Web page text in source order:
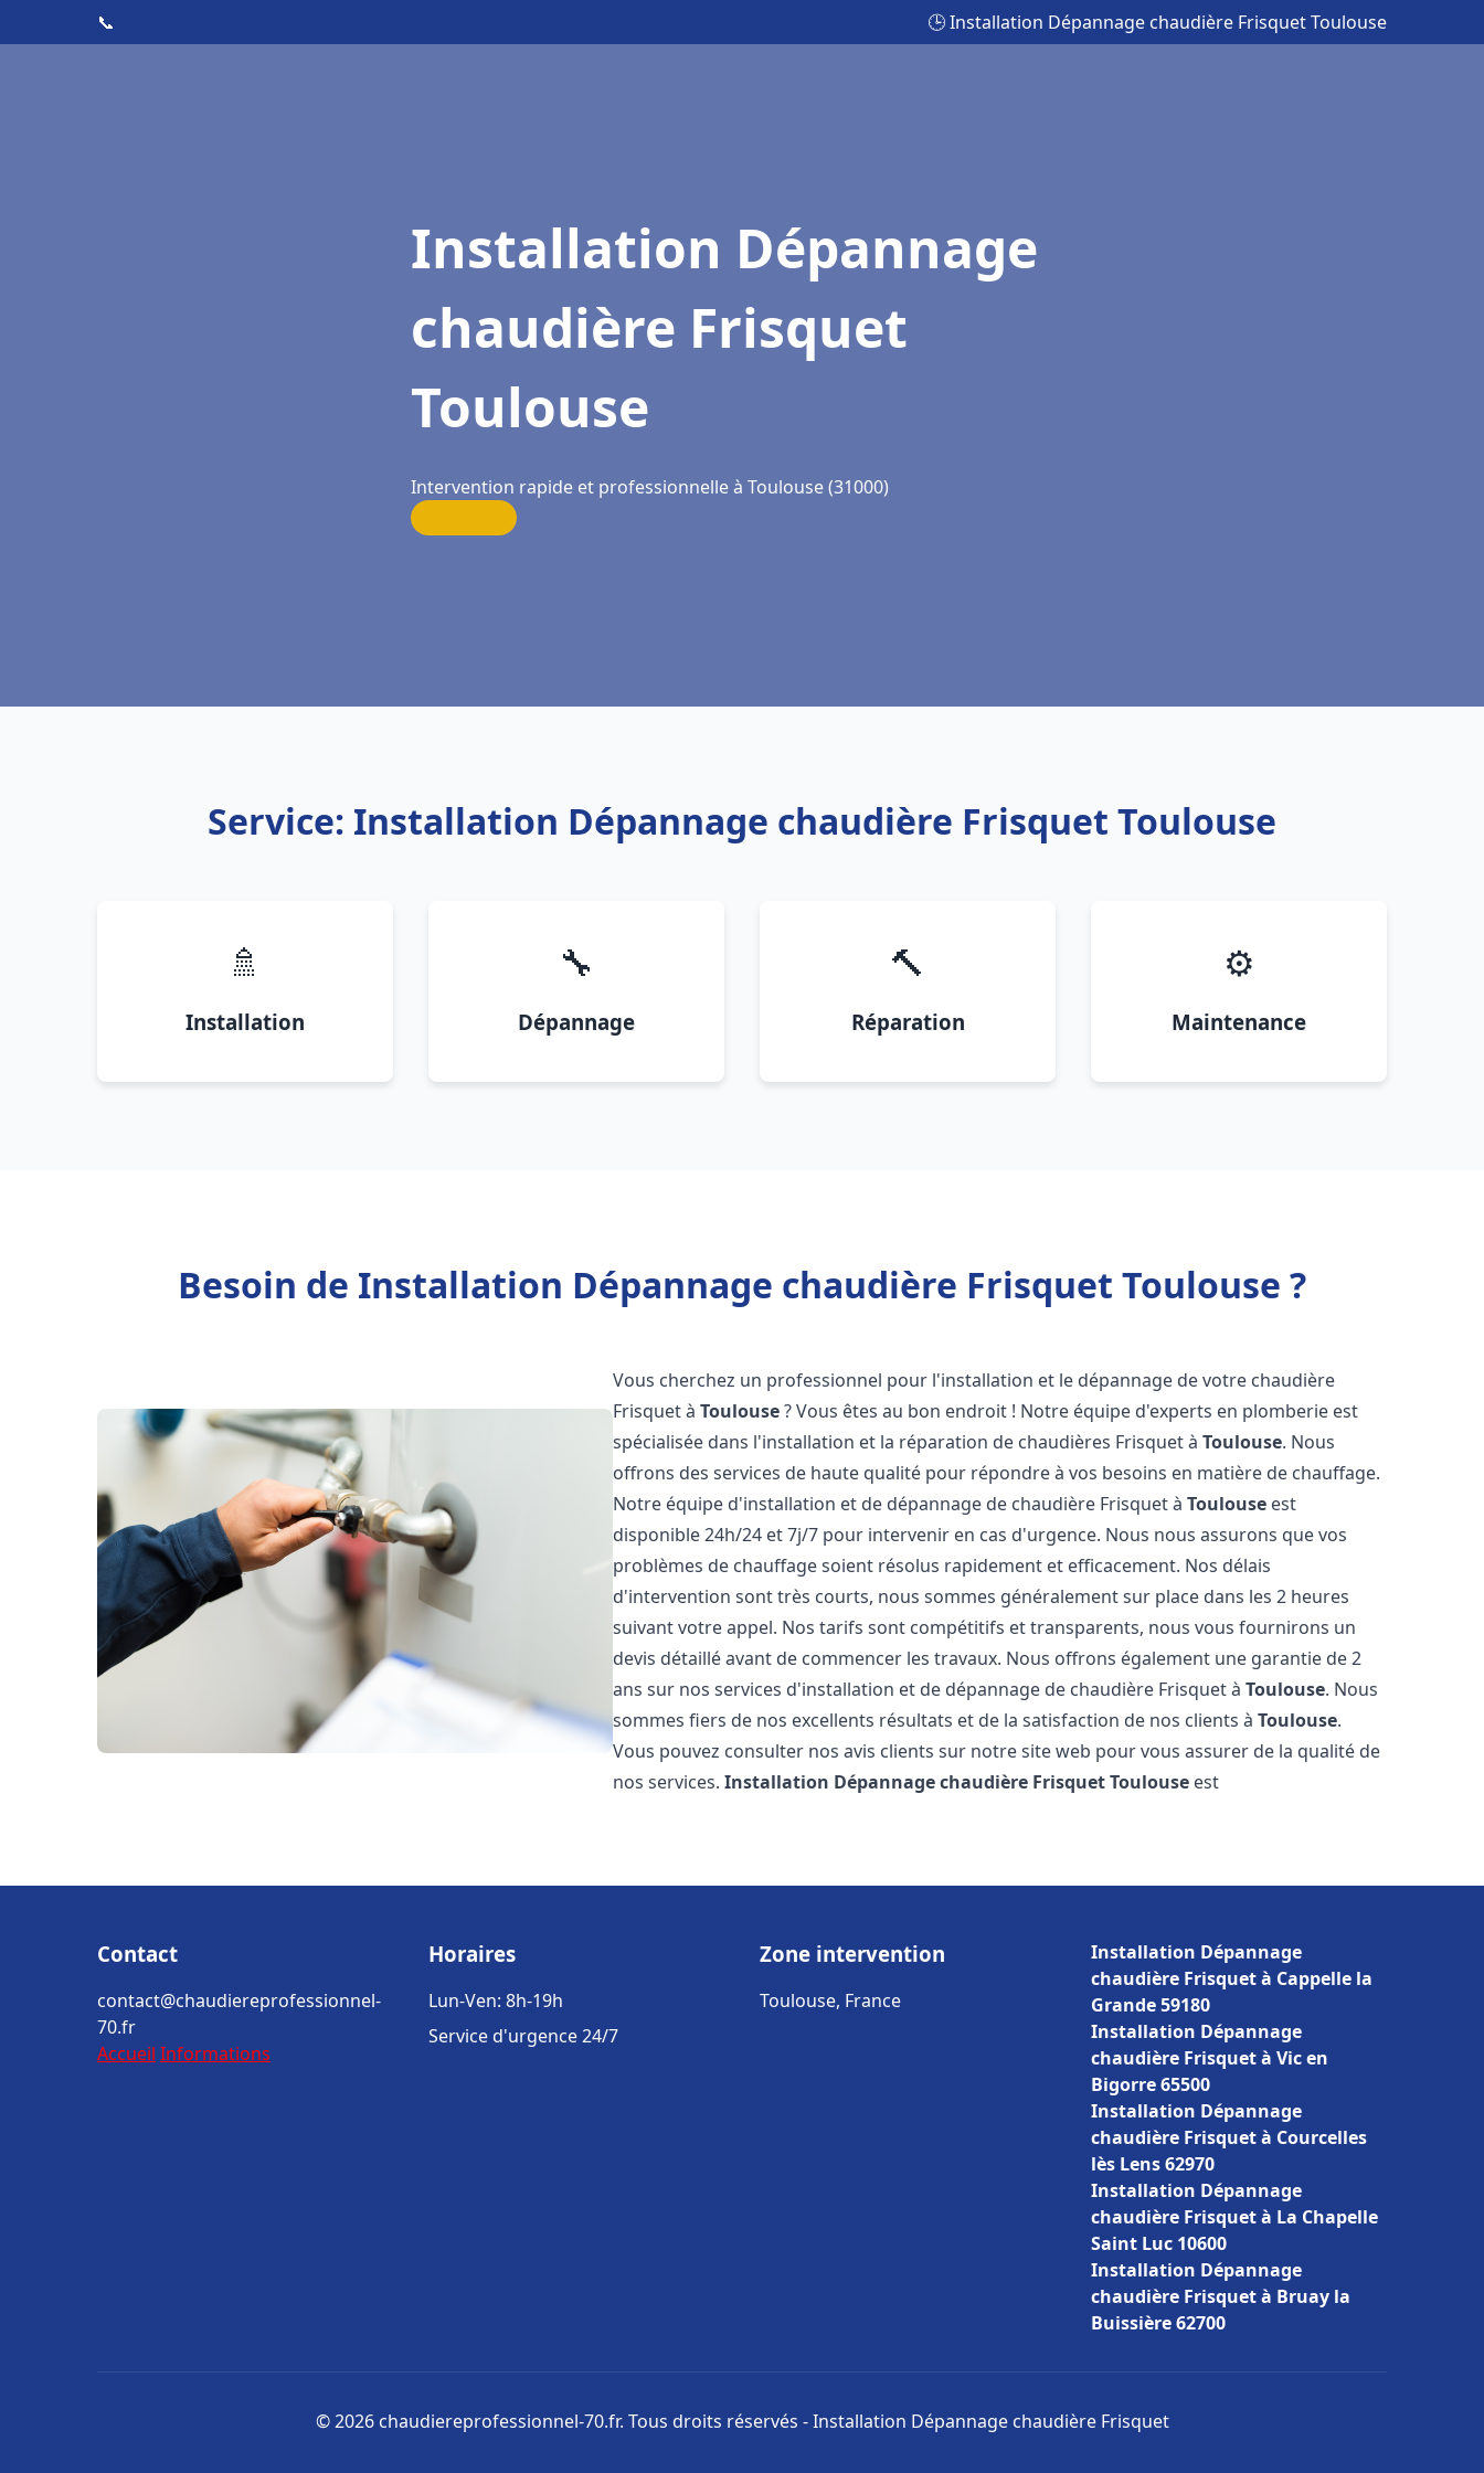
📞 🕒 Installation Dépannage chaudière Frisquet Toulouse
Installation Dépannage
chaudière Frisquet
Toulouse
Intervention rapide et professionnelle à Toulouse (31000)
Service: Installation Dépannage chaudière Frisquet Toulouse
🚿
Installation
🔧
Dépannage
🔨
Réparation
⚙️
Maintenance
Besoin de Installation Dépannage chaudière Frisquet Toulouse ?
Vous cherchez un professionnel pour l'installation et le dépannage de votre chaudière
Frisquet àToulouse? Vous êtes au bon endroit ! Notre équipe d'experts en plomberie est
spécialisée dans l'installation et la réparation de chaudières Frisquet àToulouse. Nous
offrons des services de haute qualité pour répondre à vos besoins en matière de chauffage.
Notre équipe d'installation et de dépannage de chaudière Frisquet àToulouse est
disponible 24h/24 et 7j/7 pour intervenir en cas d'urgence. Nous nous assurons que vos
problèmes de chauffage soient résolus rapidement et efficacement. Nos délais
d'intervention sont très courts, nous sommes généralement sur place dans les 2 heures
suivant votre appel. Nos tarifs sont compétitifs et transparents, nous vous fournirons un
devis détaillé avant de commencer les travaux. Nous offrons également une garantie de 2
ans sur nos services d'installation et de dépannage de chaudière Frisquet àToulouse. Nous
sommes fiers de nos excellents résultats et de la satisfaction de nos clients àToulouse.
Vous pouvez consulter nos avis clients sur notre site web pour vous assurer de la qualité de
nos services.Installation Dépannage chaudière FrisquetToulouse est
Contact
contact@chaudiereprofessionnel-
70.fr
Accueil Informations
Horaires
Lun-Ven: 8h-19h
Service d'urgence 24/7
Zone intervention
Toulouse, France
Installation Dépannage
chaudière Frisquet à Cappelle la
Grande 59180
Installation Dépannage
chaudière Frisquet à Vic en
Bigorre 65500
Installation Dépannage
chaudière Frisquet à Courcelles
lès Lens 62970
Installation Dépannage
chaudière Frisquet à La Chapelle
Saint Luc 10600
Installation Dépannage
chaudière Frisquet à Bruay la
Buissière 62700
© 2026 chaudiereprofessionnel-70.fr. Tous droits réservés - Installation Dépannage chaudière Frisquet